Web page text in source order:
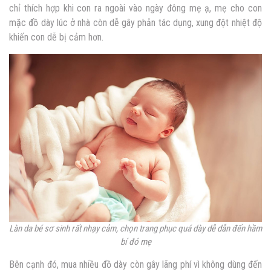
chỉ thích hợp khi con ra ngoài vào ngày đông mẹ ạ, mẹ cho con
mặc đồ dày lúc ở nhà còn dễ gây phản tác dụng, xung đột nhiệt độ
khiến con dễ bị cảm hơn.
Làn da bé sơ sinh rất nhạy cảm, chọn trang phục quá dày dễ dẫn đến hầm
bí đó mẹ
Bên cạnh đó, mua nhiều đồ dày còn gây lãng phí vì không dùng đến